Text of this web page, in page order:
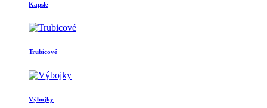
Kapsle
Trubicové
Výbojky